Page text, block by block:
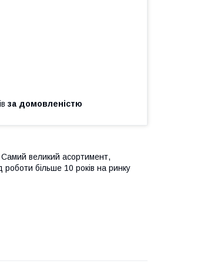
за домовленістю
великий асортимент,
роботи більше 10 років на ринку